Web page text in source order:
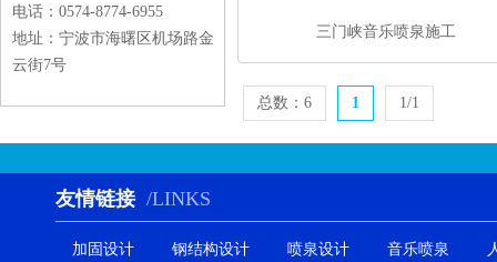
电话：0574-8774-6955
地址：宁波市海曙区机场路金
云街7号
三门峡音乐喷泉施工
总数：6 1 1/1
友情链接 /LINKS
加固设计 钢结构设计 喷泉设计 音乐喷泉